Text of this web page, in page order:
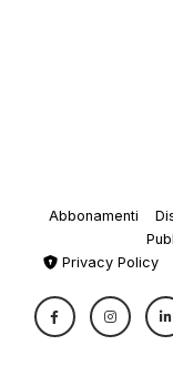
Abbonamenti
Privacy Policy